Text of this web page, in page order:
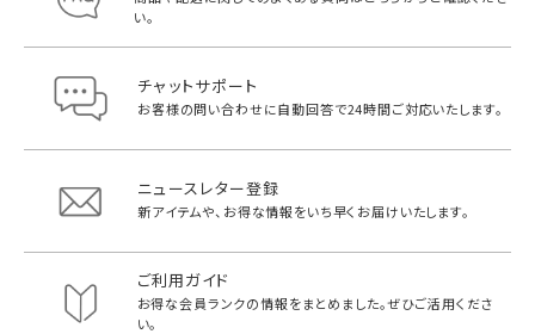
い。
チャットサポート
お客様の問い合わせに自動回答で24時間ご対応いたします。
ニュースレター登録
新アイテムや、お得な情報をいち早く お届けいたします。
ご利用ガイド
お得な会員ランクの情報をまとめました。ぜひご活用くださ
い。